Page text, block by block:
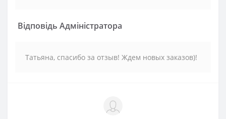
Відповідь Адміністратора
Татьяна, спасибо за отзыв! Ждем новых заказов)!